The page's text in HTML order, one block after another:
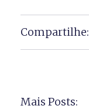
Compartilhe:
Mais Posts: